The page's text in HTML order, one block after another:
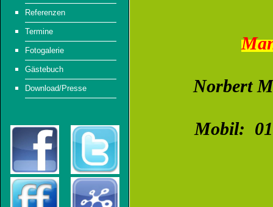
Referenzen
Termine
Fotogalerie
Gästebuch
Download/Presse Norbert
Mobil: